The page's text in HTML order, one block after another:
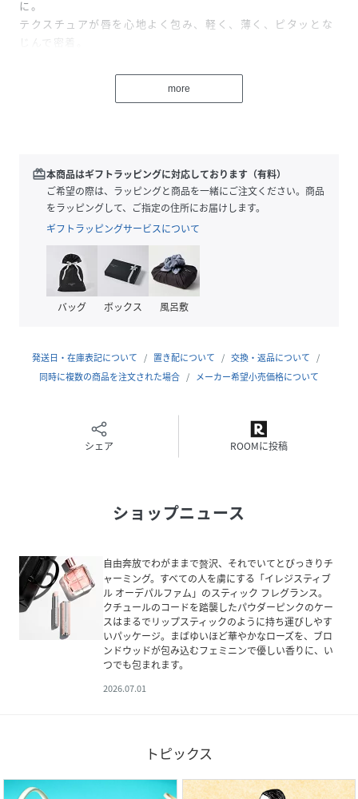
に。
テクスチュアが唇を心地よく包み、軽く、薄く、ピタッとな
じんで密着。
な発色で、自信と強さを着こなすリップスティック。
販売元：楽天グループ株式会社
＜お電話でのお問い合わせ＞
固定電話からのお問い合わせ
0120-542-065（フリーダイヤル）
携帯・公衆電話からのお問い合わせ
050-5577-7001（有料）
営業時間：9時～18時
性別タイプ ユニセックス
原産国
海外製
※商品の改良等により原産国等の表示内容が変
更になる場合があります。実際の原産国は商品
の表示をご確認ください。
-
F00000146-759-084 FX6699
広告文責
販売元：楽天グループ株式会社
more
redeem本商品はギフトラッピングに対応しております（有料）
ご希望の際は、ラッピングと商品を一緒にご注文ください。商品
をラッピングして、ご指定の住所にお届けします。
ギフトラッピングサービスについて
バッグ ボックス 風呂敷
発送日・在庫表記について 置き配について
交換・返品について
同時に複数の商品を注文された場合
メーカー希望小売価格について
シェア ROOMに投稿
ショップニュース
自由奔放でわがままで贅沢、それでいてとびっきりチ
ャーミング。すべての人を虜にする「イレジスティブ
ル オーデパルファム」のスティック フレグランス。
クチュールのコードを踏襲したパウダーピンクのケー
スはまるでリップスティックのように持ち運びしやす
いパッケージ。まばゆいほど華やかなローズを、ブロ
ンドウッドが包み込むフェミニンで優しい香りに、い
つでも包まれます。
2026.07.01
トピックス